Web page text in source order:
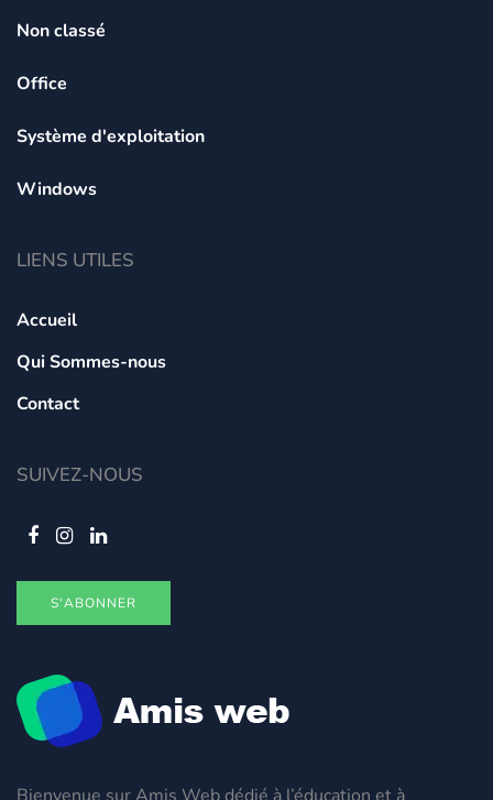
Bienvenue sur Amis Web dédié à l’éducation et à
Non classé
Office
Système d'exploitation
Windows
LIENS UTILES
Accueil
Qui Sommes-nous
Contact
SUIVEZ-NOUS
S'ABONNER